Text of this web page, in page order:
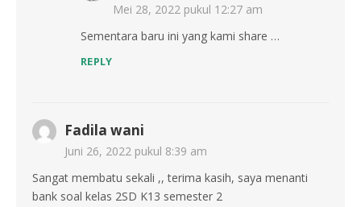
Mei 28, 2022 pukul 12:27 am
Sementara baru ini yang kami share …
REPLY
Fadila wani
Juni 26, 2022 pukul 8:39 am
Sangat membatu sekali ,, terima kasih, saya menanti
bank soal kelas 2SD K13 semester 2